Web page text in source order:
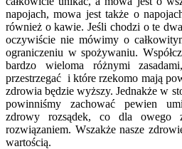
napojach, mowa jest także o
również o kawie. Jeśli chodzi o te
oczywiście nie mówimy o
ograniczeniu w spożywaniu.
bardzo wieloma różnymi
przestrzegać i które rzekomo mają
zdrowia będzie wyższy. Jednakże w
powinniśmy zachować pewien
zdrowy rozsądek, co dla owego
rozwiązaniem. Wszakże nasze
wartością.